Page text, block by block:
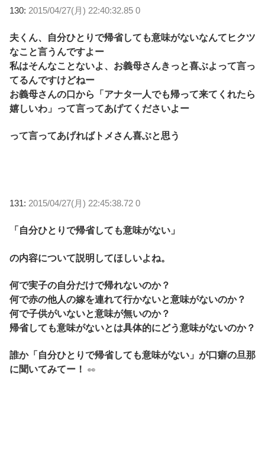
130: 2015/04/27(月) 22:40:32.85 0
夫くん、自分ひとりで帰省しても意味がないなんてヒクツ
なこと言うんですよー
私はそんなことないよ、お義母さんきっと喜ぶよって言っ
てるんですけどねー
お義母さんの口から「アナタ一人でも帰って来てくれたら
嬉しいわ」って言ってあげてくださいよー
って言ってあげればトメさん喜ぶと思う
131: 2015/04/27(月) 22:45:38.72 0
「自分ひとりで帰省しても意味がない」
の内容について説明してほしいよね。
何で実子の自分だけで帰れないのか？
何で赤の他人の嫁を連れて行かないと意味がないのか？
何で子供がいないと意味が無いのか？
帰省しても意味がないとは具体的にどう意味がないのか？
誰か「自分ひとりで帰省しても意味がない」が口癖の旦那
に聞いてみてー！ 👀